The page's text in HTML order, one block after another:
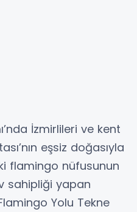
İzmirlileri ve kent
eşsiz doğasıyla
flamingo nüfusunun
sahipliği yapan
Yolu Tekne